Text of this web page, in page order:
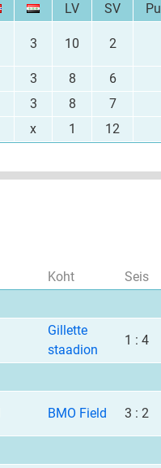
LV SV
3 10 2
3 8
6
3 8
7
x 1 12
Koht
Seis
Gillette
staadion
1 : 4
BMO Field 3 : 2